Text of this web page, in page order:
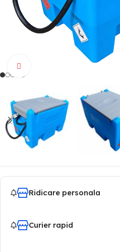
Ridicare personala
Curier rapid